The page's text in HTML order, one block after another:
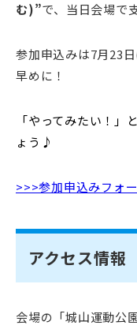
む)”で、当日会場で
参加申込みは7月23
早めに！
「やってみたい！」
ょう♪
>>>参加申込みフォ
アクセス情報
会場の「城山運動公